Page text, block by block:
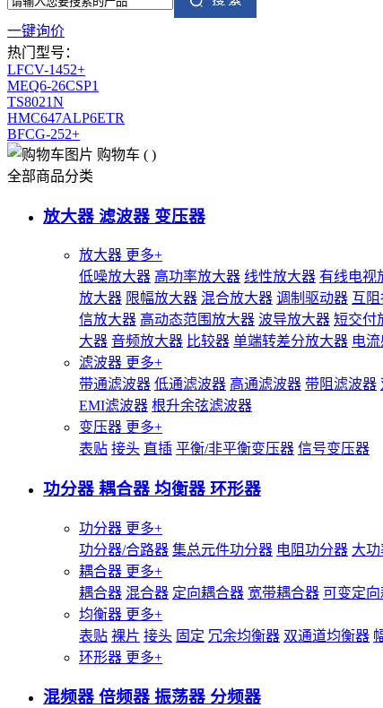
一键询价
热门型号：
LFCV-1452+
MEQ6-26CSP1
TS8021N
HMC647ALP6ETR
BFCG-252+
购物车 ( )
全部商品分类
放大器 滤波器 变压器
放大器 更多+
低噪放大器 高功率放大器 线性放大器 有线电视
放大器 限幅放大器 混合放大器 调制驱动器 互
信放大器 高动态范围放大器 波导放大器 短交付
大器 音频放大器 比较器 单端转差分放大器 电
滤波器 更多+
带通滤波器 低通滤波器 高通滤波器 带阻滤波器
EMI滤波器 根升余弦滤波器
变压器 更多+
表贴 接头 直插 平衡/非平衡变压器 信号变压器
功分器 耦合器 均衡器 环形器
功分器 更多+
功分器/合路器 集总元件功分器 电阻功分器 大
耦合器 更多+
耦合器 混合器 定向耦合器 宽带耦合器 可变定
均衡器 更多+
表贴 裸片 接头 固定 冗余均衡器 双通道均衡器
环形器 更多+
混频器 倍频器 振荡器 分频器